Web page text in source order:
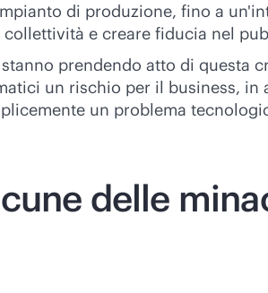
di produzione, fino a
e creare fiducia nel
prendendo atto di questa
un rischio per il business, in
un problema
delle